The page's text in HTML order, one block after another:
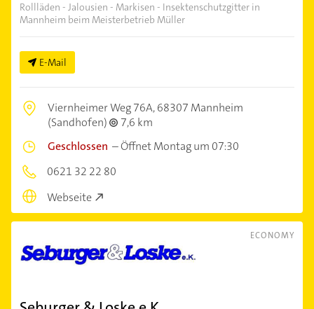
Rollläden - Jalousien - Markisen - Insektenschutzgitter in
Mannheim beim Meisterbetrieb Müller
E-Mail
Viernheimer Weg 76A,68307 Mannheim
(Sandhofen)
7,6 km
Geschlossen –Öffnet Montag um 07:30
0621 32 22 80
Webseite
ECONOMY